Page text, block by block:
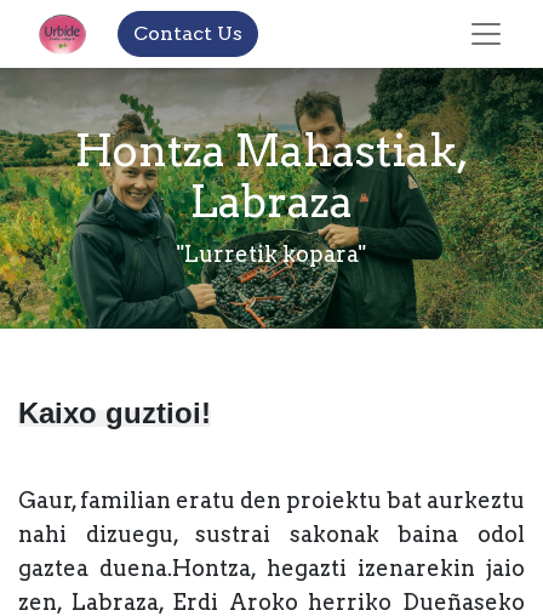
Contact Us
Hontza Mahastiak,
Labraza
"Lurretik kopara"
Kaixo guztioi!
Gaur, familian eratu den proiektu bat aurkeztu
nahi dizuegu, sustrai sakonak baina odol
gaztea duena.Hontza, hegazti izenarekin jaio
zen, Labraza, Erdi Aroko herriko Dueñaseko